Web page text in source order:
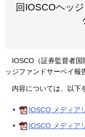
回IOSCOヘッ
IOSCO（証券監督者
ッジファンドサーベイ報
内容については、以下
IOSCO メディア
IOSCO メディア